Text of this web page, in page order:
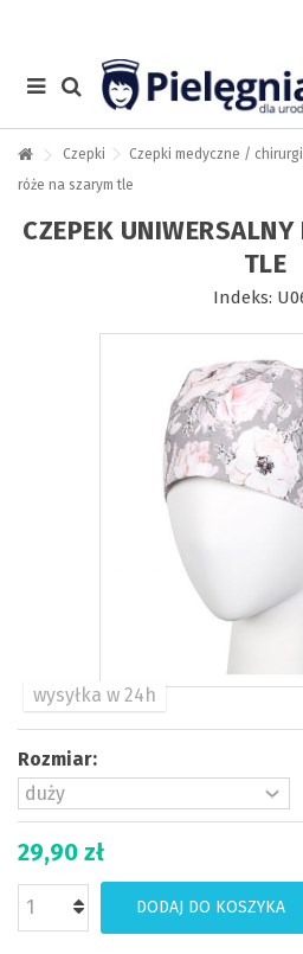
Czepki Czepki medyczne /
róże na szarym tle
CZEPEK
TLE
Indeks:
wysyłka w 24h
Rozmiar:
29,90 zł
DODAJ DO KOSZYKA